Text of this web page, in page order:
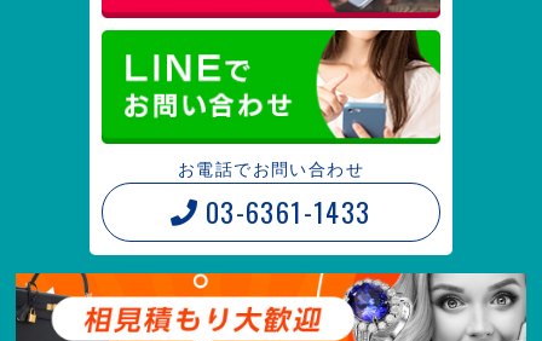
お電話でお問い合わせ
03-6361-1433